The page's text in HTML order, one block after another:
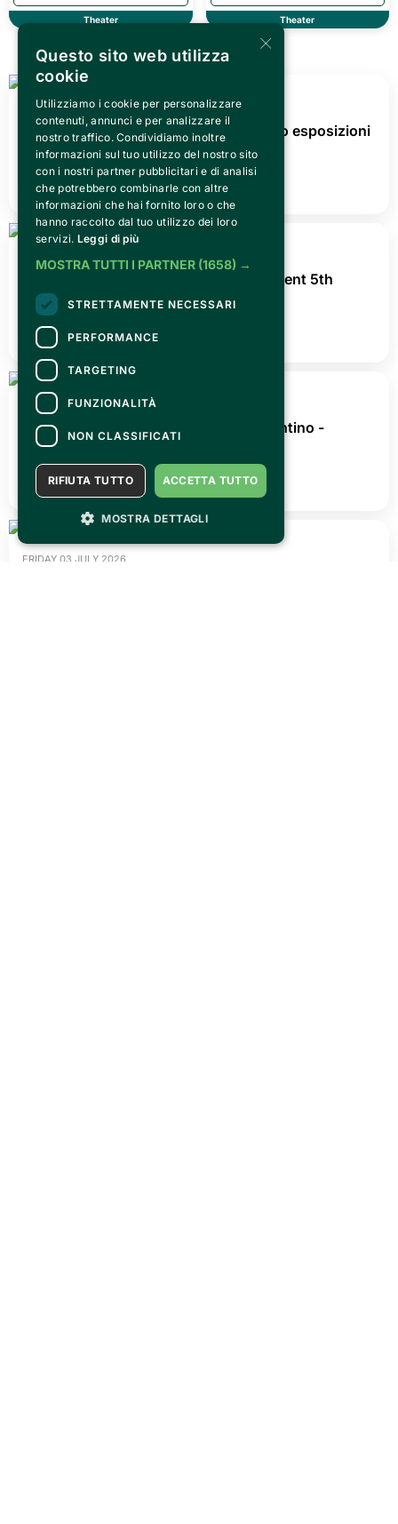
Theater Music
Teatro Cardinal
Massaia 2026/27 -
Teatro Prosa
Teatro Cardinal Massaia,
Torino
Teatro Cardinal
Massaia 2026/27 -
Teatro Prosa Dialettale
Teatro Cardinal Massaia,
Torino
×
Questo sito web utilizza
cookie
Utilizziamo i cookie per personalizzare
contenuti, annunci e per analizzare il
nostro traffico. Condividiamo inoltre
informazioni sul tuo utilizzo del nostro sito
con i nostri partner pubblicitari e di analisi
che potrebbero combinarle con altre
informazioni che hai fornito loro o che
hanno raccolto dal tuo utilizzo dei loro
servizi. Leggi di più
MOSTRA TUTTI I PARTNER (1658) →
STRETTAMENTE NECESSARI
PERFORMANCE
TARGETING
FUNZIONALITÀ
NON CLASSIFICATI
ACCETTA TUTTO
RIFIUTA TUTTO
MOSTRA DETTAGLI